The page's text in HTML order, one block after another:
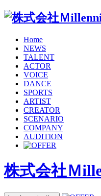
Home
NEWS
TALENT
ACTOR
VOICE
DANCE
SPORTS
ARTIST
CREATOR
SCENARIO
COMPANY
AUDITION
株式会社Ｍ